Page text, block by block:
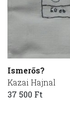
Ismerős?
Kazai Hajnal
37 500 Ft